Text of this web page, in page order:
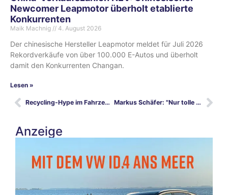
Newcomer Leapmotor überholt etablierte
Konkurrenten
Maik Machnig 4. August 2026
Der chinesische Hersteller Leapmotor meldet für Juli 2026
Rekordverkäufe von über 100.000 E-Autos und überholt
damit den Konkurrenten Changan.
Lesen »
Recycling-Hype im Fahrzeugbau: Die neuen Müll-Wagen Markus Schäfer: "Nur tolle E-Autos reichen nicht aus"
Anzeige